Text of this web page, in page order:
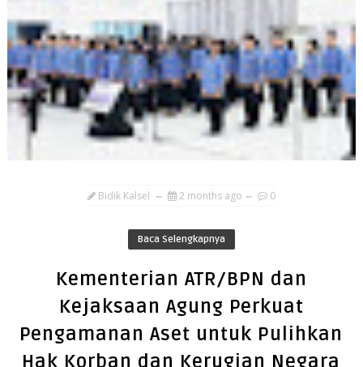
Bidik Kalsel 2 months ago 0
Baca Selengkapnya
Kementerian ATR/BPN dan
Kejaksaan Agung Perkuat
Pengamanan Aset untuk Pulihkan
Hak Korban dan Kerugian Negara